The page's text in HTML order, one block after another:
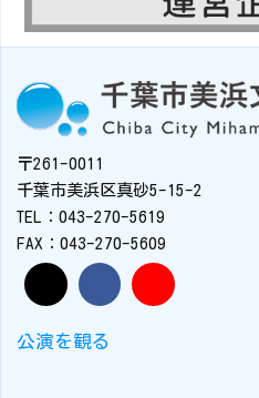
〒261-0011
千葉市美浜区真砂5-15-2
TEL：043-270-5619
FAX：043-270-5609
公演を観る